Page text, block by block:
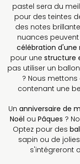
pastel sera du
pour des teintes
des notes
nuances
célébration d'une
pour une structure
pas utiliser un
? Nous
contenant une
Un anniversaire de
Noël ou Pâques ?
Optez pour des
sapin ou de
s'intégreront